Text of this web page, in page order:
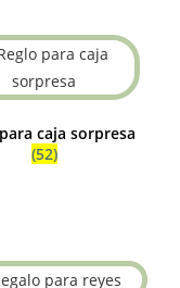
caja sorpresa
(52)